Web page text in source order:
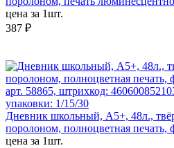
цена за 1шт.
387 ₽
арт. 58865, штрихкод:
упаковки: 1/15/30
Дневник школьный, А5+, 48л.,
поролоном, полноцветная
цена за 1шт.